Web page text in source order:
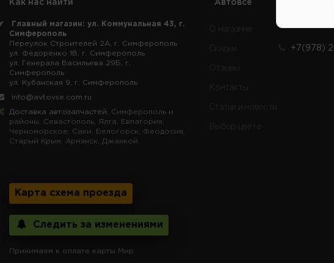
Как нас найти
Главный магазин: ул. Коммунальная 43, г.
Симферополь
Переулок Строителей 2А, г. Симферополь
ул. Федоренко 1В, г. Симферополь
ул. Генерала Васильева 29Б, г.
Симферополь
ул. Кубанская 9, г. Симферополь
info@avtovse.com.ru
Доставка автозапчастей , Симферополь и
районы, Севастополь, Ялта, Евпатория,
Черноморское, Саки, Белогорск, Феодосия,
Старый Крым, Армянск, Джанкой.
Карта схема проезда
Следить за изменениями
Принимаем к оплате карты Мир.
Автовсе
+7(978)